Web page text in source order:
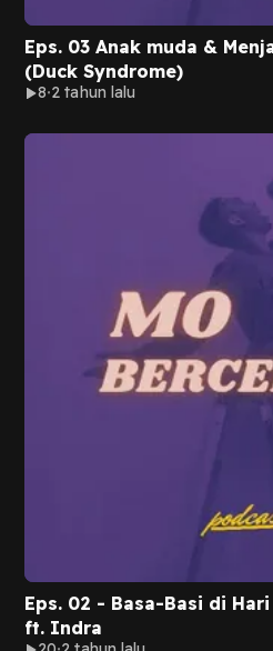
Eps. 03 Anak muda &
(Duck Syndrome)
8 2 tahun lalu
Eps. 02 - Basa-Basi di
ft. Indra